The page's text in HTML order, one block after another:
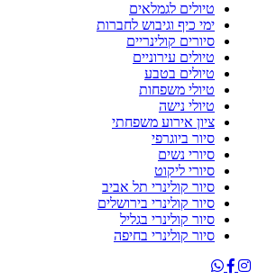
טיולים לגמלאים
ימי כיף וגיבוש לחברות
סיורים קולינריים
טיולים עירוניים
טיולים בטבע
טיולי משפחות
טיולי נישה
ציון אירוע משפחתי
סיור ביוגרפי
סיורי נשים
סיורי ליקוט
סיור קולינרי תל אביב
סיור קולינרי בירושלים
סיור קולינרי בגליל
סיור קולינרי בחיפה